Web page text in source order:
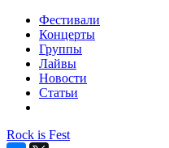
Фестивали
Концерты
Группы
Лайвы
Новости
Статьи
Rock is Fest